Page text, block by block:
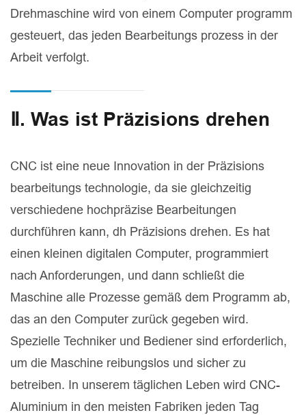
Drehmaschine wird von einem Computer programm
gesteuert, das jeden Bearbeitungs prozess in der
Arbeit verfolgt.
Ⅱ. Was ist Präzisions drehen
CNC ist eine neue Innovation in der Präzisions
bearbeitungs technologie, da sie gleichzeitig
verschiedene hochpräzise Bearbeitungen
durchführen kann, dh Präzisions drehen. Es hat
einen kleinen digitalen Computer, programmiert
nach Anforderungen, und dann schließt die
Maschine alle Prozesse gemäß dem Programm ab,
das an den Computer zurück gegeben wird.
Spezielle Techniker und Bediener sind erforderlich,
um die Maschine reibungslos und sicher zu
betreiben. In unserem täglichen Leben wird CNC-
Aluminium in den meisten Fabriken jeden Tag